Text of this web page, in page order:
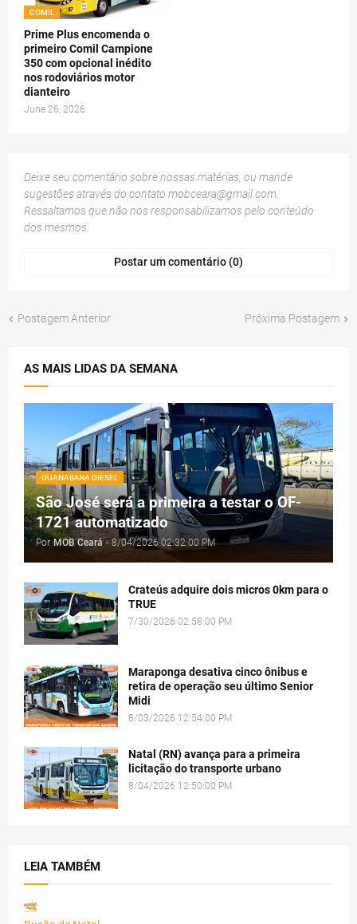
COMIL
Prime Plus encomenda o
primeiro Comil Campione
350 com opcional inédito
nos rodoviários motor
dianteiro
June 26, 2026
Deixe seu comentário sobre nossas matérias, ou mande
sugestões através do contato mobceara@gmail.com
Ressaltamos que não nos responsabilizamos pelo conteúdo
dos mesmos.
Postar um comentário (0)
Postagem Anterior Próxima Postagem
AS MAIS LIDAS DA SEMANA
GUANABARA DIESEL
São José será a primeira a testar o OF-
1721 automatizado
Por MOB Ceará - 8/04/2026 02:32:00 PM
Crateús adquire dois micros 0km para o
TRUE
7/30/2026 02:58:00 PM
Maraponga desativa cinco ônibus e
retira de operação seu último Senior
Midi
8/03/2026 12:54:00 PM
Natal (RN) avança para a primeira
licitação do transporte urbano
8/04/2026 12:50:00 PM
LEIA TAMBÉM